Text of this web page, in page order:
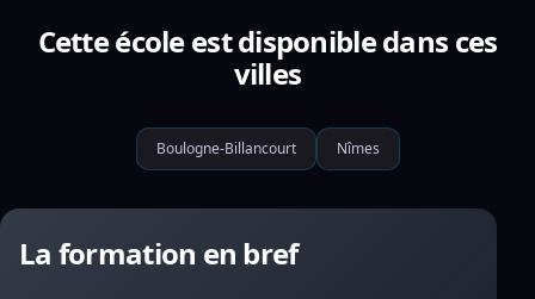
Cette école est disponible dans ces
villes
Boulogne-Billancourt Nîmes
La formation en bref